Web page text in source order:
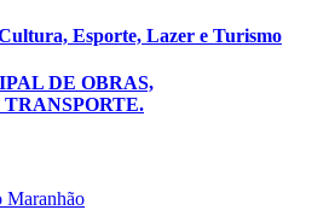
Esporte, Lazer e Turismo
DE OBRAS,